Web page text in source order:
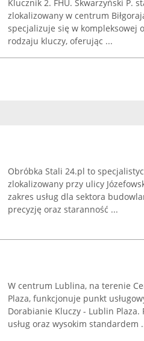
Klucznik 2. FHU. Skwarzyński P.
zlokalizowany w centrum
specjalizuje się w kompleksowej
rodzaju kluczy, oferując ...
Obróbka Stali 24.pl to
zlokalizowany przy ulicy
zakres usług dla sektora
precyzję oraz staranność ...
W centrum Lublina, na terenie
Plaza, funkcjonuje punkt
Dorabianie Kluczy - Lublin
usług oraz wysokim standardem